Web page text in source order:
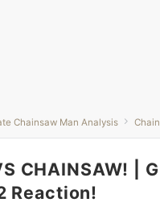
Chainsaw Man Analysis
CHAINSAW! |
Reaction!